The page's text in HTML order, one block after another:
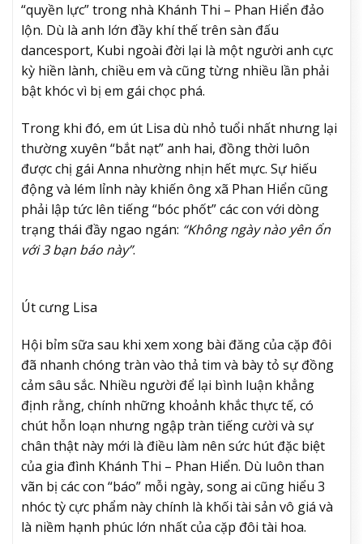
“quyền lực” trong nhà Khánh Thi – Phan Hiển đảo
lộn. Dù là anh lớn đầy khí thế trên sàn đấu
dancesport, Kubi ngoài đời lại là một người anh cực
kỳ hiền lành, chiều em và cũng từng nhiều lần phải
bật khóc vì bị em gái chọc phá.
Trong khi đó, em út Lisa dù nhỏ tuổi nhất nhưng lại
thường xuyên “bắt nạt” anh hai, đồng thời luôn
được chị gái Anna nhường nhịn hết mực. Sự hiếu
động và lém lỉnh này khiến ông xã Phan Hiển cũng
phải lập tức lên tiếng “bóc phốt” các con với dòng
trạng thái đầy ngao ngán: “Không ngày nào yên ổn
với 3 bạn báo này”.
Út cưng Lisa
Hội bỉm sữa sau khi xem xong bài đăng của cặp đôi
đã nhanh chóng tràn vào thả tim và bày tỏ sự đồng
cảm sâu sắc. Nhiều người để lại bình luận khẳng
định rằng, chính những khoảnh khắc thực tế, có
chút hỗn loạn nhưng ngập tràn tiếng cười và sự
chân thật này mới là điều làm nên sức hút đặc biệt
của gia đình Khánh Thi – Phan Hiển. Dù luôn than
vãn bị các con “báo” mỗi ngày, song ai cũng hiểu 3
nhóc tỳ cực phẩm này chính là khối tài sản vô giá và
là niềm hạnh phúc lớn nhất của cặp đôi tài hoa.